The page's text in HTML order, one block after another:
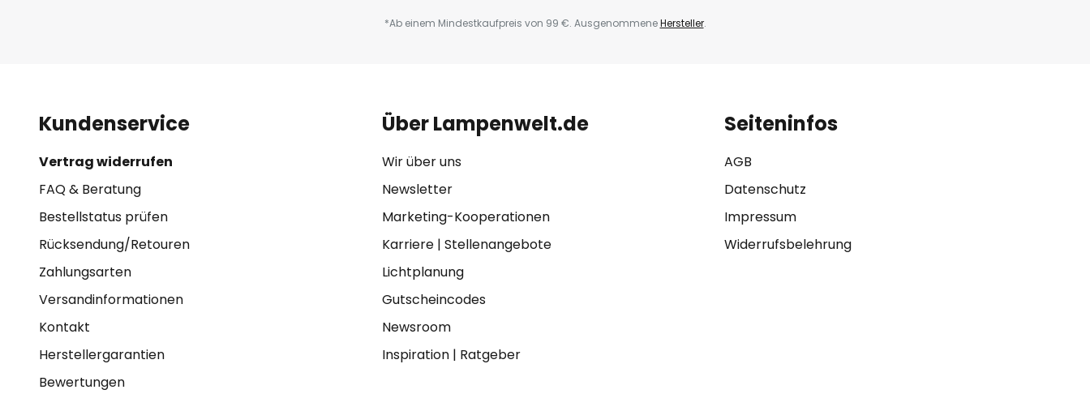
*Ab einem Mindestkaufpreis von 99 €. AusgenommeneHersteller.
Kundenservice
Vertrag widerrufen
FAQ & Beratung
Bestellstatus prüfen
Rücksendung/Retouren
Zahlungsarten
Versandinformationen
Kontakt
Herstellergarantien
Bewertungen
Über Lampenwelt.de
Wir über uns
Newsletter
Marketing-Kooperationen
Karriere| Stellenangebote
Lichtplanung
Gutscheincodes
Newsroom
Inspiration| Ratgeber
Seiteninfos
AGB
Datenschutz
Impressum
Widerrufsbelehrung